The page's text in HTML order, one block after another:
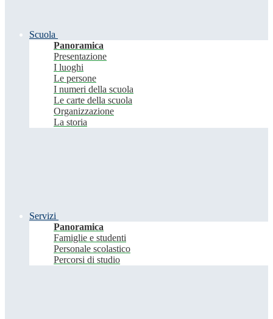
Scuola
Panoramica
Presentazione
I luoghi
Le persone
I numeri della scuola
Le carte della scuola
Organizzazione
La storia
Servizi
Panoramica
Famiglie e studenti
Personale scolastico
Percorsi di studio